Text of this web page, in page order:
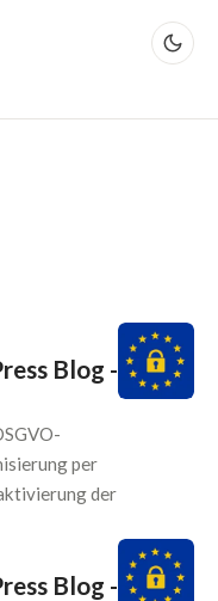
Blog -
per
der
Blog -